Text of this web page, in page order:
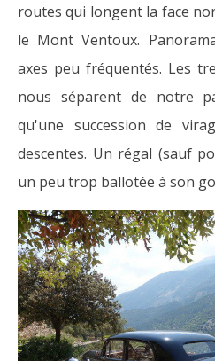
routes qui longent la face
le Mont Ventoux.
axes peu fréquentés. Les
nous séparent de notre
qu'une succession de
descentes. Un régal (sauf
un peu trop ballotée à son